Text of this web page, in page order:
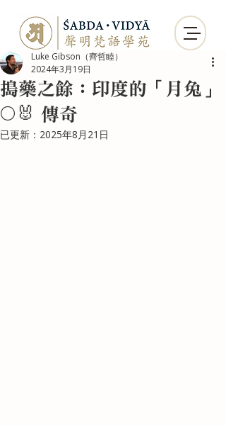
搗藥之餘：印度的「月兔」
🌕🐰 傳奇
Luke Gibson（齊哲睦）
2024年3月19日
已更新： 2025年8月21日